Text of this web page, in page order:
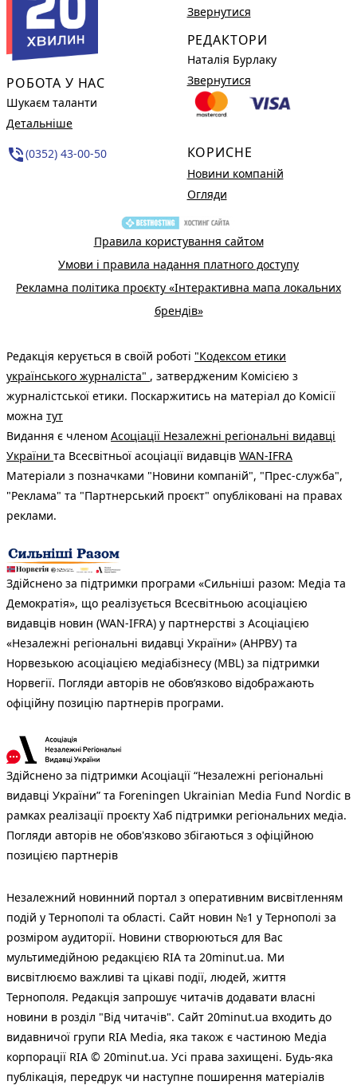
РОБОТА У НАС
Шукаєм таланти
Детальніше
phone_in_talk(0352) 43-00-50
Звернутися
РЕДАКТОРИ
Наталія Бурлаку
Звернутися
КОРИСНЕ
Новини компаній
Огляди
Правила користування сайтом
Умови і правила надання платного доступу
Рекламна політика проєкту «Інтерактивна мапа локальних
брендів»
Редакція керується в своїй роботі "Кодексом етики
українського журналіста" , затвердженим Комісією з
журналістської етики. Поскаржитись на матеріал до Комісії
можна тут
Видання є членом Асоціації Незалежні регіональні видавці
України та Всесвітньої асоціації видавців WAN-IFRA
Матеріали з позначками "Новини компаній", "Прес-служба",
"Реклама" та "Партнерський проєкт" опубліковані на правах
реклами.
Здійснено за підтримки програми «Сильніші разом: Медіа та
Демократія», що реалізується Всесвітньою асоціацією
видавців новин (WAN-IFRA) у партнерстві з Асоціацією
«Незалежні регіональні видавці України» (АНРВУ) та
Норвезькою асоціацією медіабізнесу (MBL) за підтримки
Норвегії. Погляди авторів не обов’язково відображають
офіційну позицію партнерів програми.
Здійснено за підтримки Асоціації “Незалежні регіональні
видавці України” та Foreningen Ukrainian Media Fund Nordic в
рамках реалізації проєкту Хаб підтримки регіональних медіа.
Погляди авторів не обов'язково збігаються з офіційною
позицією партнерів
Незалежний новинний портал з оперативним висвітленням
подій у Тернополі та області. Сайт новин №1 у Тернополі за
розміром аудиторії. Новини створюються для Вас
мультимедійною редакцією RIA та 20minut.ua. Ми
висвітлюємо важливі та цікаві події, людей, життя
Тернополя. Редакція запрошує читачів додавати власні
новини в розділ "Від читачів". Сайт 20minut.ua входить до
видавничої групи RIA Media, яка також є частиною Медіа
корпорації RIA © 20minut.ua. Усі права захищені. Будь-яка
публiкацiя, передрук чи наступне поширення матеріалів